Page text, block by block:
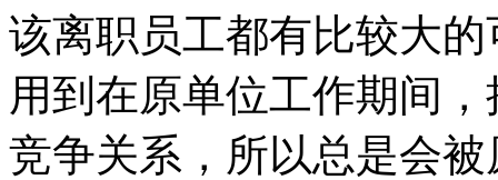
该离职员工都有比较大
用到在原单位工作期间
竞争关系，所以总是会